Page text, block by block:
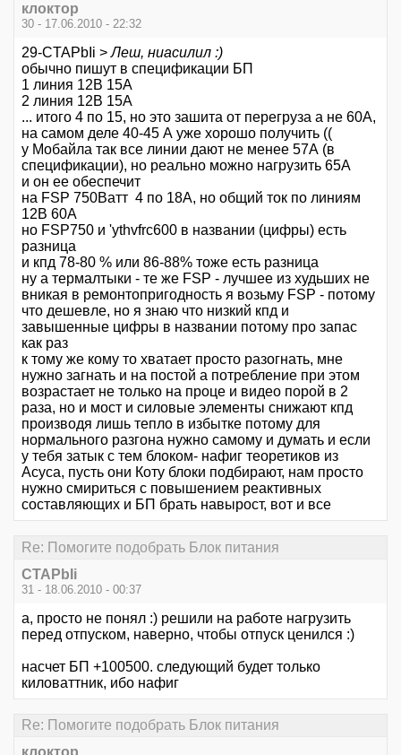
клоктор
30 - 17.06.2010 - 22:32
29-CTAPbIi >Леш, ниасилил :)
обычно пишут в спецификации БП
1 линия 12В 15А
2 линия 12В 15А
... итого 4 по 15, но это зашита от перегруза а не 60А,
на самом деле 40-45 А уже хорошо получить ((
у Мобайла так все линии дают не менее 57А (в
спецификации), но реально можно нагрузить 65А
и он ее обеспечит
на FSP 750Ватт 4 по 18А, но общий ток по линиям
12В 60А
но FSP750 и 'ythvfrc600 в названии (цифры) есть
разница
и кпд 78-80 % или 86-88% тоже есть разница
ну а термалтыки - те же FSP - лучшее из худьших не
вникая в ремонтопригодность я возьму FSP - потому
что дешевле, но я знаю что низкий кпд и
завышенные цифры в названии потому про запас
как раз
к тому же кому то хватает просто разогнать, мне
нужно загнать и на постой а потребление при этом
возрастает не только на проце и видео порой в 2
раза, но и мост и силовые элементы снижают кпд
производя лишь тепло в избытке потому для
нормального разгона нужно самому и думать и если
у тебя затык с тем блоком- нафиг теоретиков из
Асуса, пусть они Коту блоки подбирают, нам просто
нужно смириться с повышением реактивных
составляющих и БП брать навырост, вот и все
Re: Помогите подобрать Блок питания
CTAPbIi
31 - 18.06.2010 - 00:37
а, просто не понял :) решили на работе нагрузить
перед отпуском, наверно, чтобы отпуск ценился :)
насчет БП +100500. следующий будет только
киловаттник, ибо нафиг
Re: Помогите подобрать Блок питания